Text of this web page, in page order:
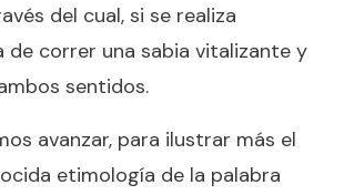
del cual, si se realiza
de correr una sabia vitalizante y
sentidos.
avanzar, para ilustrar más el
etimología de la palabra